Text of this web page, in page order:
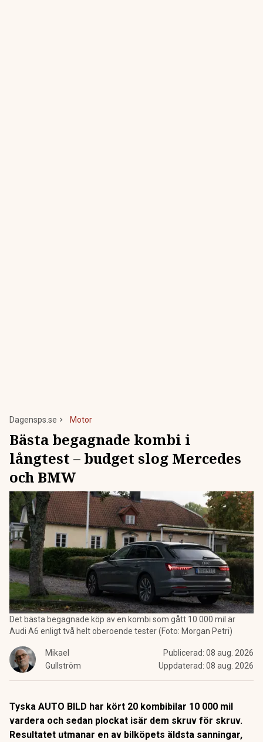
Dagensps.se Motor
Bästa begagnade kombi i
långtest – budget slog Mercedes
och BMW
Det bästa begagnade köp av en kombi som gått 10 000 mil är
Audi A6 enligt två helt oberoende tester (Foto: Morgan Petri)
Mikael
Gullström
Publicerad: 08 aug. 2026
Uppdaterad: 08 aug. 2026
Tyska AUTO BILD har kört 20 kombibilar 10 000 mil
vardera och sedan plockat isär dem skruv för skruv.
Resultatet utmanar en av bilköpets äldsta sanningar,